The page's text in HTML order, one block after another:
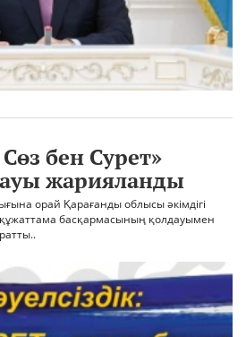
Сөз бен Сурет»
жарияланды
орай Қарағанды облысы әкімдігі
басқармасының қолдауымен